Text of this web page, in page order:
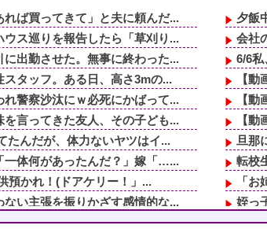
ば買ってきて」と夫に頼んだ...
ウス巡りを報告したら「草刈り...
出勤させた。無事に終わった...
タッフ。ある日、高さ3mの...
警察沙汰にｗ必死にかばって...
言ってきた友人、その子ども...
たんだが、体力ないヤツはイ...
一体何があったんだ？」嫁「…...
預かれ！(ドアケリー！」...
い主張を振りかざす感情的な...
両腕に鳥肌が出た。「やっぱ...
夕飯
会社
6/6
【
【
【
旦那
転校
「
姪っ
休日